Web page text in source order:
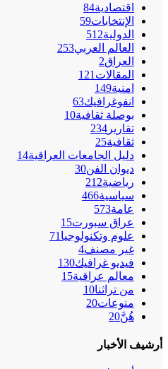
اقتصادية84
الإنتخابات59
الدولية512
العالم العربي253
العراق2
المقالات 121
امنية149
انفوغرافيك63
بوصلة ثقافية10
تقارير 234
ثقافية25
دليل الجامعات العراقية14
ديوان الفن30
رياضية212
سياسية466
عامة573
عراق سبورت15
علوم وتكنولوجيا 71
غير مصنف4
فيديو غرافيك130
معالم عراقية15
من تراثنا10
منوعات20
هُنَّ20
أرشيف الأخبار